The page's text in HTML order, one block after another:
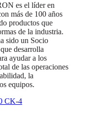
es el líder en
más de 100 años
productos que
de la industria.
sido un Socio
desarrolla
ayudar a los
de las operaciones
la
equipos.